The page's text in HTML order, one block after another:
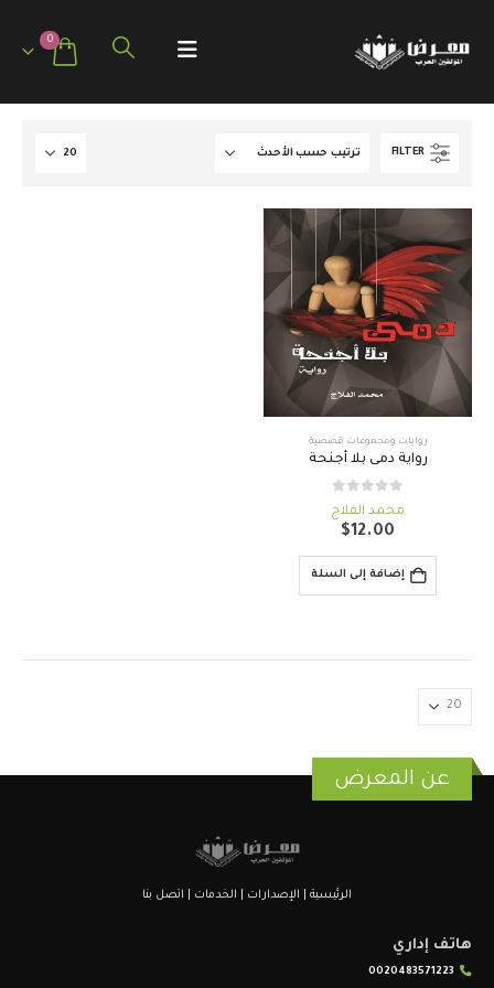
0
FILTER
روايات ومجموعات قصصية
رواية دمى بلا أجنحة
محمد الفلاج
$12.00
إضافة إلى السلة
عن المعرض
الرئيسية الإصدارات الخدمات اتصل بنا
هاتف إداري
0020483571223